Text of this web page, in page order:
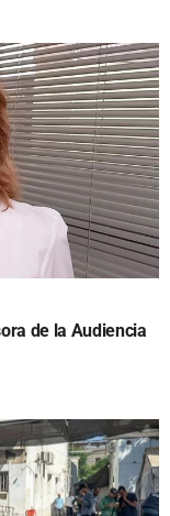
de la Audiencia